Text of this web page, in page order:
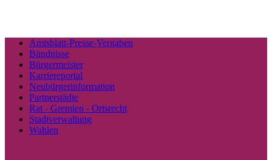
Amtsblatt-Presse-Vergaben
Bündnisse
Bürgermeister
Karriereportal
Neubürgerinformation
Partnerstädte
Rat - Gremien - Ortsrecht
Stadtverwaltung
Wahlen